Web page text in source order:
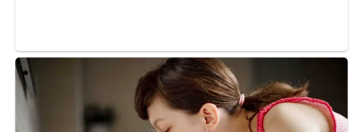
du vice-président du gouvernement, Alexandre Barro
Chambrier, rêve depuis quatorze ans de s’emparer de
cette mairie, considérée comme l’un de ses bastions